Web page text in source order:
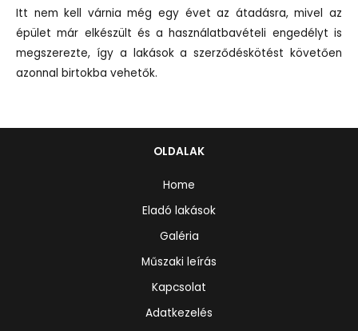
Itt nem kell várnia még egy évet az átadásra, mivel az
épület már elkészült és a használatbavételi engedélyt is
megszerezte, így a lakások a szerződéskötést követően
azonnal birtokba vehetők.
OLDALAK
Home
Eladó lakások
Galéria
Műszaki leírás
Kapcsolat
Adatkezelés